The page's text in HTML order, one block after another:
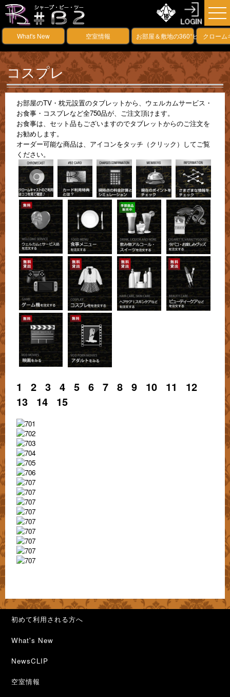
What's New 空室情報 お部屋＆敷地の360°ビュークローム
コスプレ
お部屋のTV・枕元設置のタブレットから、ウェルカムサービス・
お食事・コスプレなど全750品が、ご注文頂けます。
お食事は、セット品もございますのでタブレットからのご注文を
お勧めします。
オーダー可能な商品は、アイコンをタッチ（クリック）してご覧
ください。
1 2 3 4 5 6 7 8 9 10 11
12
13
14 15
初めて利用される方へ
What's New
NewsCLIP
空室情報